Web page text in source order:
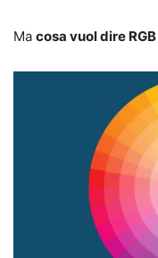
Ma cosa vuol dire RGB